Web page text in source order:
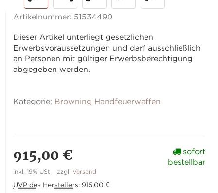
Artikelnummer: 51534490
Dieser Artikel unterliegt gesetzlichen
Erwerbsvoraussetzungen und darf ausschließlich
an Personen mit gültiger Erwerbsberechtigung
abgegeben werden.
Kategorie: Browning Handfeuerwaffen
915,00 €
inkl. 19% USt. , zzgl.Versand
UVP des Herstellers: 915,00 €
sofort
bestellbar